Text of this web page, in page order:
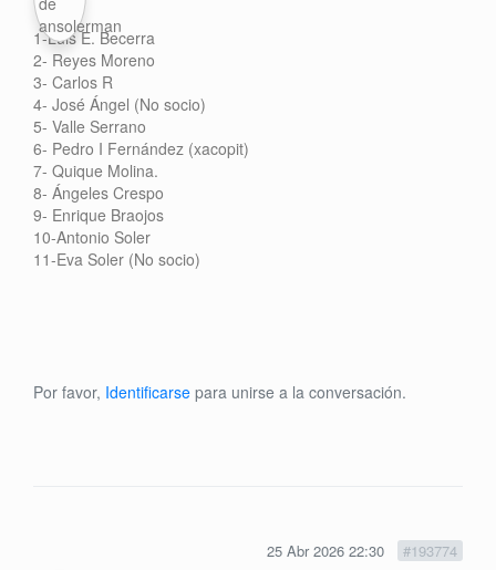
1-Luis E. Becerra
2- Reyes Moreno
3- Carlos R
4- José Ángel (No socio)
5- Valle Serrano
6- Pedro I Fernández (xacopit)
7- Quique Molina.
8- Ángeles Crespo
9- Enrique Braojos
10-Antonio Soler
11-Eva Soler (No socio)
Por favor, Identificarse para unirse a la conversación.
25 Abr 2026 22:30 #193774